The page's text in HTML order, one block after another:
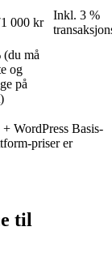
000 kr
Inkl. 3 %
(du må
og
på
WordPress Basis-
priser er
til